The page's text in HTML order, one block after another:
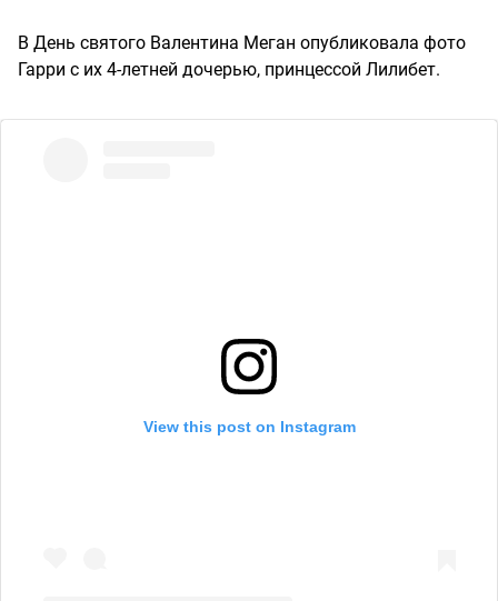
В День святого Валентина Меган опубликовала фото
Гарри с их 4-летней дочерью, принцессой Лилибет.
View this post on Instagram